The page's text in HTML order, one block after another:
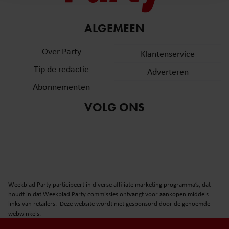
informatie over uw gebruik van onze site met onze
partners voor social media, adverteren en analyse. Deze
informatie die u aan ze heeft verstrekt of die ze hebben
gaat akkoord met onze cookies als u onze website blijft
gebruiken.
ALGEMEEN
Over Party
Tip de redactie
Abonnementen
Klantenservice
Adverteren
VOLG ONS
Weekblad Party participeert in diverse affiliate marketing programma’s, dat
houdt in dat Weekblad Party commissies ontvangt voor aankopen middels
links van retailers. Deze website wordt niet gesponsord door de genoemde
webwinkels.